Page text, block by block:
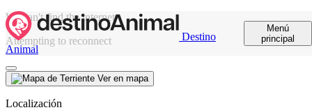
Destino
Animal
Menú
principal
We can't find the internet
Attempting to reconnect
Ver en mapa
Localización